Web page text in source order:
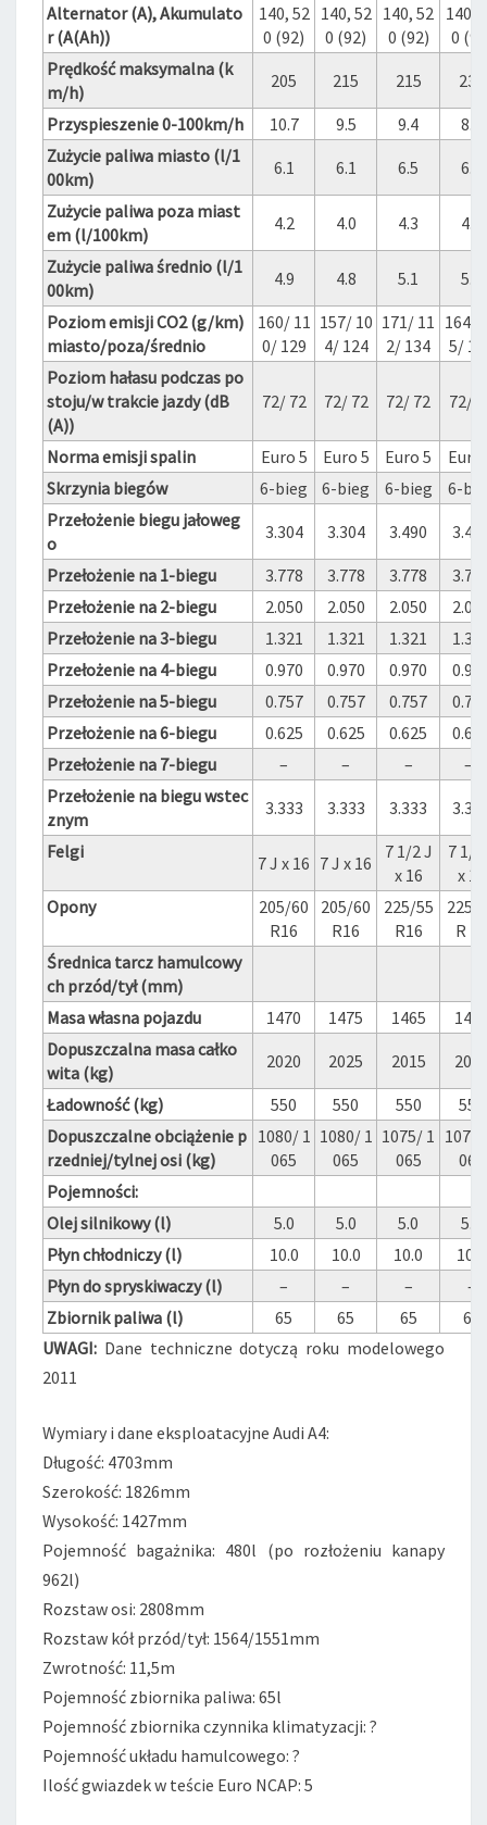
Alternator (A), Akumulato
r (A(Ah))
140, 52
0 (92)
140, 52
0 (92)
140, 52
0 (92)
140,
0
Prędkość maksymalna (k
m/h)
205 215 215
230
Przyspieszenie 0-100km/h
10.7 9.5 9.4
8.4
Zużycie paliwa miasto (l/1
00km)
6.1 6.1 6.5
6.2
Zużycie paliwa poza miast
em (l/100km)
4.2 4.0 4.3
4.4
Zużycie paliwa średnio (l/1
00km)
4.9 4.8 5.1
5.1
Poziom emisji CO2 (g/km)
miasto/poza/średnio
160/ 11
0/ 129
157/ 10
4/ 124
171/ 11
2/ 134
164/
5/
Poziom hałasu podczas po
stoju/w trakcie jazdy (dB
(A))
72/ 72 72/ 72 72/ 72 72/
Norma emisji spalin Euro 5 Euro 5 Euro 5
Euro
Skrzynia biegów
6-bieg 6-bieg 6-bieg
6-
Przełożenie biegu jałoweg
o
3.304 3.304 3.490
Przełożenie na 1-biegu
3.778 3.778 3.778
Przełożenie na 2-biegu
2.050 2.050 2.050
Przełożenie na 3-biegu
1.321 1.321 1.321
Przełożenie na 4-biegu
0.970 0.970 0.970
Przełożenie na 5-biegu
0.757 0.757 0.757
Przełożenie na 6-biegu
0.625 0.625 0.625
Przełożenie na 7-biegu
– – –
—
Przełożenie na biegu wstec
znym
3.333 3.333 3.333
Felgi
7 J x 16 7 J x 16
7 1/2 J
x 16
7 1/
x 16
Opony
205/60
R16
205/60
R16
225/55
R16
225/
R 16
Średnica tarcz hamulcowy
ch przód/tył (mm)
Masa własna pojazdu
1470 1475 1465
Dopuszczalna masa całko
wita (kg)
2020 2025 2015
Ładowność (kg)
550 550 550
550
Dopuszczalne obciążenie p
rzedniej/tylnej osi (kg)
1080/ 1
065
1080/ 1
065
1075/ 1
065
065
Pojemności:
Olej silnikowy (l)
5.0 5.0 5.0
5.0
Płyn chłodniczy (l)
10.0 10.0 10.0
10.0
Płyn do spryskiwaczy (l)
– – –
–
Zbiornik paliwa (l)
65 65 65
65
UWAGI: Dane techniczne dotyczą roku modelowego
2011
Wymiary i dane eksploatacyjne Audi A4:
Długość: 4703mm
Szerokość: 1826mm
Wysokość: 1427mm
Pojemność bagażnika: 480l (po rozłożeniu kanapy
962l)
Rozstaw osi: 2808mm
Rozstaw kół przód/tył: 1564/1551mm
Zwrotność: 11,5m
Pojemność zbiornika paliwa: 65l
Pojemność zbiornika czynnika klimatyzacji: ?
Pojemność układu hamulcowego: ?
Ilość gwiazdek w teście Euro NCAP: 5